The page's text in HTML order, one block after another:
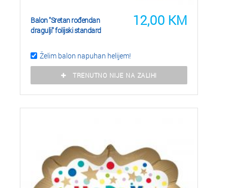
12,00 KM
Balon "Sretan rođendan
dragulji" folijski standard
Želim balon napuhan helijem!
TRENUTNO NIJE NA ZALIHI